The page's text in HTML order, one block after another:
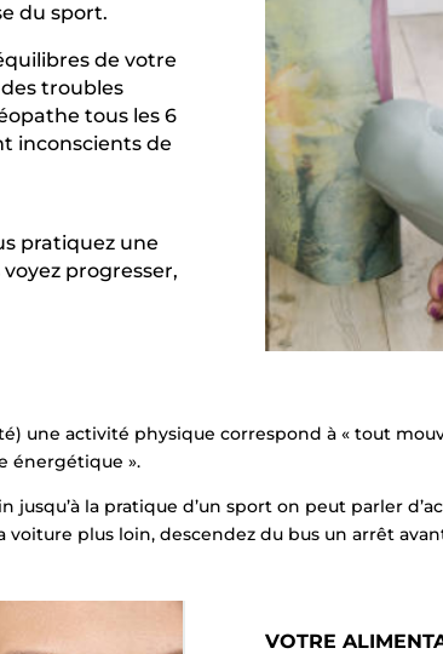
du sport.
de votre
troubles
tous les 6
inconscients de
pratiquez une
progresser,
une activité physique correspond à « tout
énergétique ».
la pratique d’un sport on peut parler
plus loin, descendez du bus un arrêt
VOTRE